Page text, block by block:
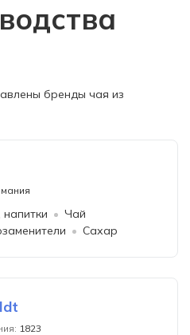
бренды чая из
Чай
Сахар
1823